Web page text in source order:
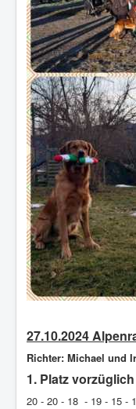
27.10.2024
Richter: Michael und
1. Platz
20 - 20 - 18 - 19 - 15 -